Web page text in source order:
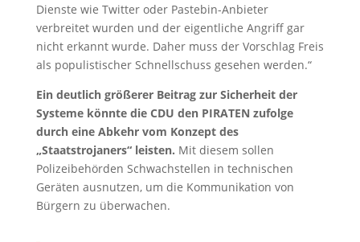
Dienste wie Twitter oder Pastebin-Anbieter
verbreitet wurden und der eigentliche Angriff gar
nicht erkannt wurde. Daher muss der Vorschlag Freis
als populistischer Schnellschuss gesehen werden.“
Ein deutlich größerer Beitrag zur Sicherheit der
Systeme könnte die CDU den PIRATEN zufolge
durch eine Abkehr vom Konzept des
„Staatstrojaners“ leisten. Mit diesem sollen
Polizeibehörden Schwachstellen in technischen
Geräten ausnutzen, um die Kommunikation von
Bürgern zu überwachen.